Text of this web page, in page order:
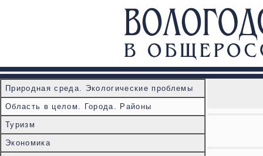
Природная среда. Экологические проблемы
Область в целом. Города. Районы
Туризм
Экономика